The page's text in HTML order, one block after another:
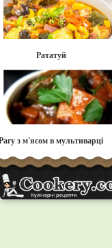
Рататуй
з м'ясом в мультиварці